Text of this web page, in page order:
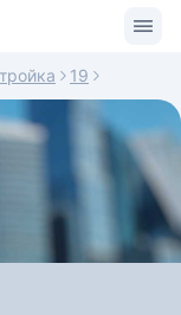
19